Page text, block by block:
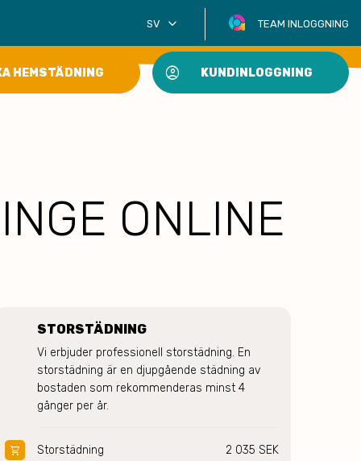
SV keyboard_arrow_down TEAM INLOGGNING
HEMSTÄDNING account_circle KUNDINLOGGNING
ONLINE
STORSTÄDNING
Vi erbjuder professionell storstädning. En
storstädning är en djupgående städning av
bostaden som rekommenderas minst 4
gånger per år.
shopping_cart Storstädning 2 035 SEK